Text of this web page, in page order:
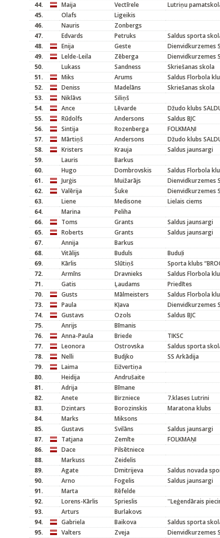
44.
Maija Vectīrele
Lutriņu
45.
Olafs
Ligeikis
46.
Nauris
Zonbergs
47.
Edvards Petruks
Saldus sporta
48.
Enija Geste
Dienvidkurzemes
49.
Lelde-Leila Zēberga
Dienvidkurzemes
50.
Lukass Sandness
Skriešanas skola
51.
Miks Arums
Saldus Florbola
52.
Deniss Madelāns
Skriešanas skola
53.
Niklāvs
Siliņš
54.
Ance Lēvarde
Džudo klubs
55.
Rūdolfs Andersons
Saldus BJC
56.
Sintija Rozenberga
FOLKMAŅI
57.
Mārtiņš Andersons
Džudo klubs
58.
Kristers Krauja
Saldus jaunsargi
59.
Lauris
Barkus
60.
Hugo Dombrovskis
Saldus Florbola
61.
Jurģis Muižarājs
Dienvidkurzemes
62.
Valērija Šuke
Dienvidkurzemes
63.
Liene Medisone
Lielais ciems
64.
Marina
Peliha
66.
Toms Grants
Saldus jaunsargi
65.
Roberts Grants
Saldus jaunsargi
67.
Annija
Barkus
68.
Vitālijs Buduls
Buduļi
69.
Kārlis Slūtiņš
Sporta klubs
72.
Armīns Dravnieks
Saldus Florbola
71.
Gatis Ļaudams
Priedītes
70.
Gusts Mālmeisters
Saldus Florbola
73.
Paula Kļava
Dienvidkurzemes
74.
Gustavs Ozols
Saldus BJC
75.
Anrijs
Bīmanis
76.
Anna-Paula Briede
TIKSC
77.
Leonora Ostrovska
Saldus sporta
78.
Nelli Budjko
SS Arkādija
79.
Laima
Eižvertiņa
80.
Heidija
Andrušaite
81.
Adrija
Bīmane
82.
Anete Birzniece
7.klases Lutrini
83.
Dzintars Borozinskis
Maratona klubs
84.
Marks
Miksons
85.
Gustavs Svilāns
Saldus jaunsargi
87.
Tatjana Zemīte
FOLKMAŅI
86.
Dace
Pilsētniece
88.
Markuss
Zeidelis
89.
Agate Dmitrijeva
Saldus novada
90.
Arno Fogelis
Saldus jaunsargi
91.
Marta
Rēfelde
92.
Lorens-Kārlis Sprieslis
''Leģendārais
93.
Arturs
Burlakovs
94.
Gabriela Baikova
Saldus sporta
95.
Valters Zveja
Dienvidkurzemes